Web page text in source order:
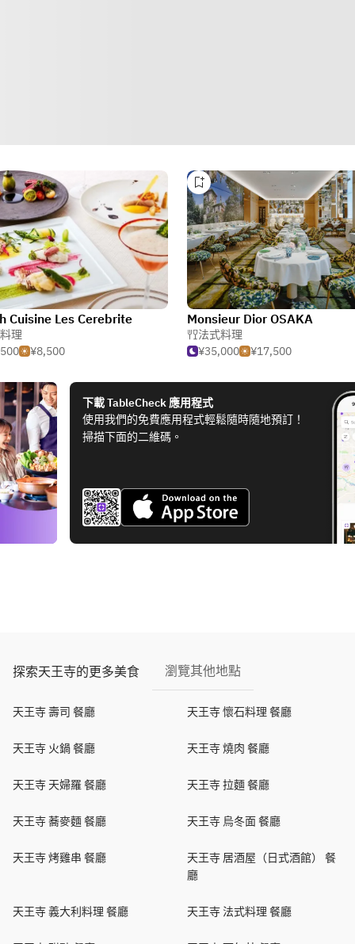
Cuisine Les Cerebrite
理
¥8,500
Monsieur Dior OSAKA
法式料理
¥35,000
¥17,500
下載 TableCheck 應用程式
使用我們的免費應用程式輕鬆隨時隨地預訂！
掃描下面的二維碼。
探索天王寺的更多美食 瀏覽其他地點
天王寺 壽司 餐廳 天王寺 懷石料理 餐廳
天王寺 火鍋 餐廳 天王寺 燒肉 餐廳
天王寺 天婦羅 餐廳 天王寺 拉麵 餐廳
天王寺 蕎麥麵 餐廳 天王寺 烏冬面 餐廳
天王寺 烤雞串 餐廳
天王寺 居酒屋（日式酒館） 餐
廳
天王寺 義大利料理 餐廳 天王寺 法式料理 餐廳